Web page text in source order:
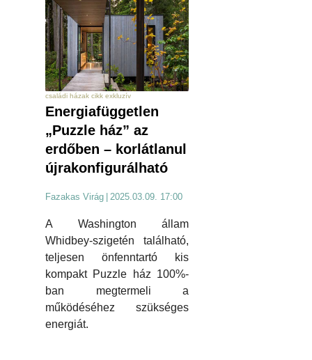
családi házak cikk exkluzív
Energiafüggetlen
„Puzzle ház” az
erdőben – korlátlanul
újrakonfigurálható
Fazakas Virág | 2025.03.09. 17:00
A Washington állam
Whidbey-szigetén található,
teljesen önfenntartó kis
kompakt Puzzle ház 100%-
ban megtermeli a
működéséhez szükséges
energiát.